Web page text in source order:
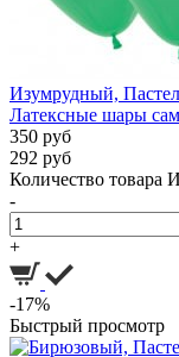
Изумрудный,
Латексные шары
350 руб
292 руб
Количество товара
-
+
-17%
Быстрый просмотр